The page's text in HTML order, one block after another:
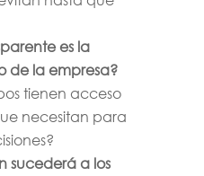
es la
de la empresa?
tienen acceso
necesitan para
sucederá a los